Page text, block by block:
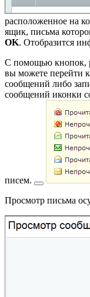
расположенное на
ящик, письма
OK. Отобразится
С помощью кнопок,
вы можете перейти
сообщений либо
сообщений иконки
писем.
Просмотр письма